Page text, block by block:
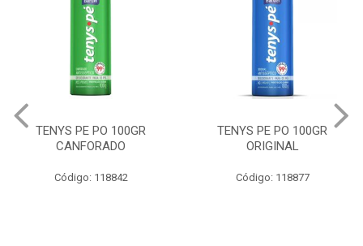
TENYS PE PO 100GR
CANFORADO
Código: 118842
TENYS PE PO 100GR
ORIGINAL
Código: 118877